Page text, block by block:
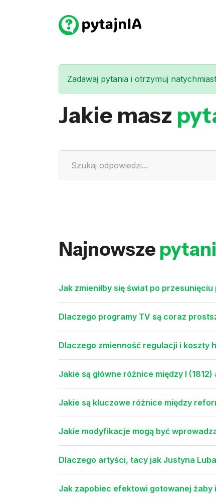
Zadawaj pytania i otrzymuj
Jakie masz
Najnowsze
Jak zmieniłby się świat po
Dlaczego programy TV są coraz
Dlaczego zmienność regulacji i koszty
Jakie są główne różnice między I
Jakie są kluczowe różnice między
Jakie modyfikacje mogą być
Dlaczego artyści, tacy jak Justyna
Jak zapobiec efektowi gotowanej